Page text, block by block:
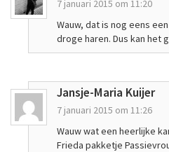
7 januari 2015 om 11:20
Wauw, dat is nog eens
droge haren. Dus kan het
Jansje-Maria Kuijer
7 januari 2015 om 11:26
Wauw wat een heerlijke
Frieda pakketje